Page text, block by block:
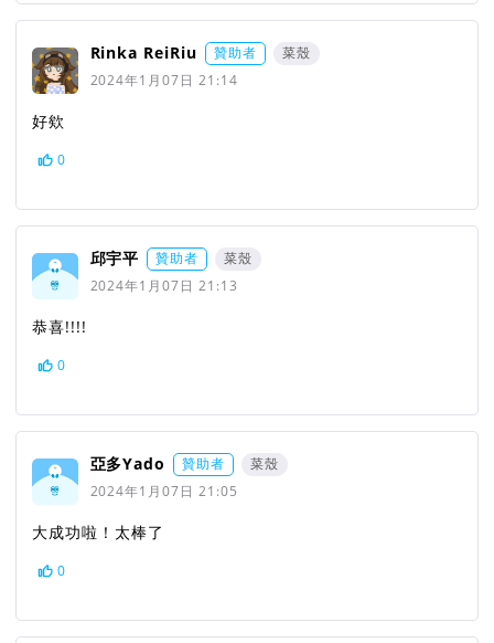
Rinka ReiRiu 贊助者
菜殼
2024年1月07日 21:14
好欸
0
邱宇平 贊助者
菜殼
2024年1月07日 21:13
恭喜!!!!
0
亞多Yado 贊助者
菜殼
2024年1月07日 21:05
大成功啦！太棒了
0